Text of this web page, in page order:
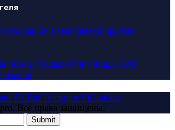
на StarHit и выигрывай крутые
позор. Медали Олимпиады-2024
TikTok Telegram VKontakte
Все права защищены.
Submit